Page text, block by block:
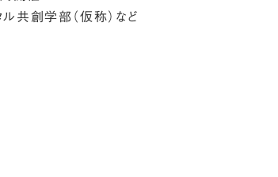
共創学部（仮称）など